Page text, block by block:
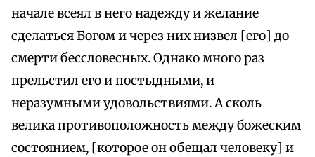
начале всеял в него надежду и желание
сделаться Богом и через них низвел [его] до
смерти бессловесных. Однако много раз
прельстил его и постыдными, и
неразумными удовольствиями. А сколь
велика противоположность между божеским
состоянием, [которое он обещал человеку] и